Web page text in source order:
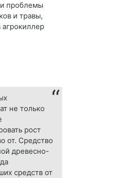
проблемы
и травы,
не только
рост
от. Средство
древесно-
средств от